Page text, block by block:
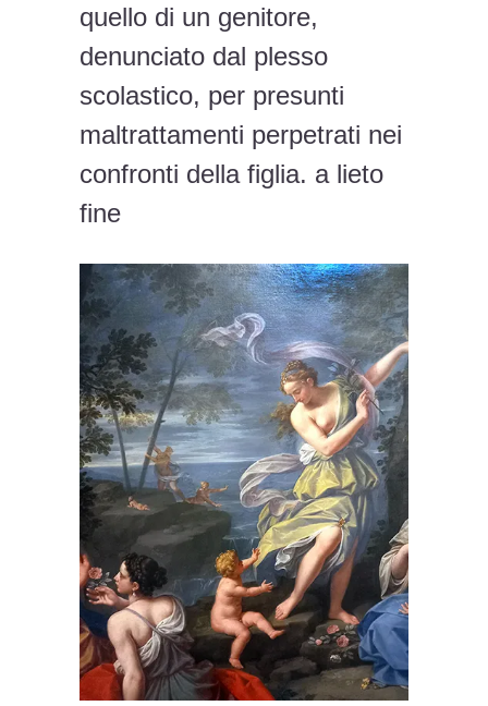
quello di un genitore,
denunciato dal plesso
scolastico, per presunti
maltrattamenti perpetrati nei
confronti della figlia. a lieto
fine